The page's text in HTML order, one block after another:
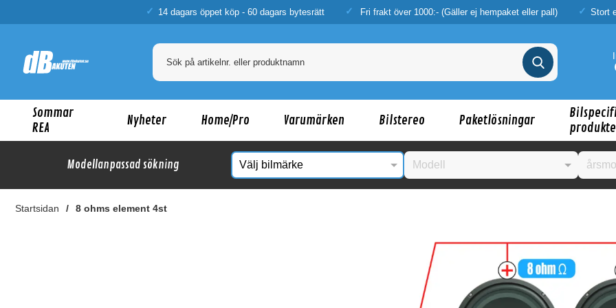
14 dagars öppet köp - 60 dagars bytesrätt Fri frakt över 1000:- (Gäller ej hempaket eller pall) Stort
Sommar
REA
Nyheter Home/Pro Varumärken Bilstereo Paketlösningar
Modellanpassad sökning
Startsidan 8 ohms element 4st
Kanske någon av dessa produkter kan intressera